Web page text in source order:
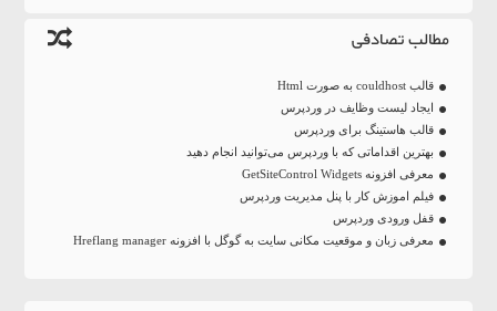
مطالب تصادفی
قالب couldhost به صورت Html
ایجاد لیست وظایف در وردپرس
قالب هاستینگ برای وردپرس
بهترین اقداماتی که با وردپرس می‌توانید انجام دهید
معرفی افزونه GetSiteControl Widgets
فیلم اموزش کار با پنل مدیریت وردپرس
قفل ورودی وردپرس
معرفی زبان و موقعیت مکانی سایت به گوگل با افزونه Hreflang manager